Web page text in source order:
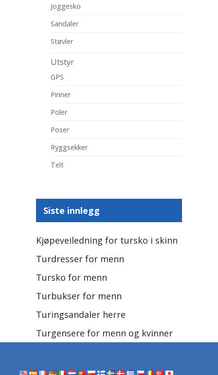
Joggesko
Sandaler
Støvler
Utstyr
GPS
Pinner
Poler
Poser
Ryggsekker
Telt
Siste innlegg
Kjøpeveiledning for tursko i skinn
Turdresser for menn
Tursko for menn
Turbukser for menn
Turingsandaler herre
Turgensere for menn og kvinner